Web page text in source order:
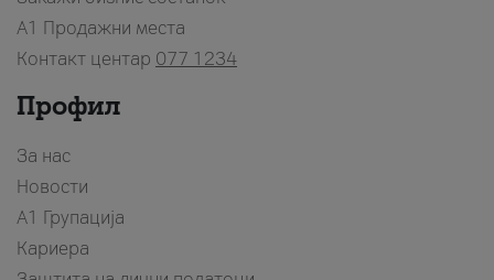
A1 Продажни места
Контакт центар 077 1234
Профил
За нас
Новости
А1 Групација
Кариера